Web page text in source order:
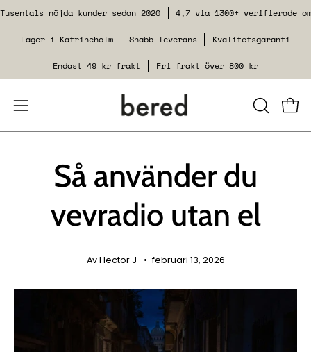
Spring
indhold
Tusentals nöjda kunder sedan 2020 4,7 via 1300+ verifierade
Lager i Katrineholm Snabb leverans Kvalitetsgaranti
Endast 49 kr frakt Fri frakt över 800 kr
Åbn
navigationsmenuen
LUK
Se
Så använder du
vevradio utan el
Av Hector J februari 13, 2026